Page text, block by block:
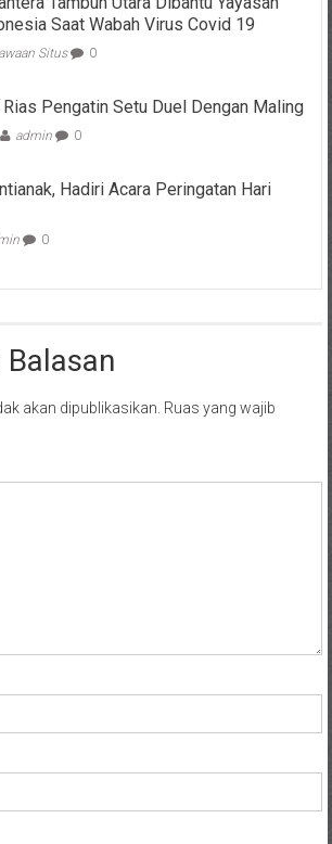
Saat Wabah Virus Covid 19
Situs 0
Pengatin Setu Duel Dengan Maling
admin 0
Hadiri Acara Peringatan Hari
0
akan dipublikasikan. Ruas yang wajib